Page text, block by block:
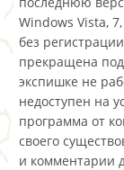
Windows Vista,
без
прекращена
экспишке не
недоступен на
программа от
своего
и комментарии